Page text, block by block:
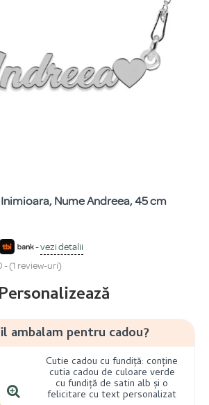
Nume Andreea, 45 cm
-vezi detalii
- (1 review-uri)
Personalizează
ambalam pentru cadou?
Cutie cadou cu fundiță: conține
cutia cadou de culoare verde
cu fundiță de satin alb și o
felicitare cu text personalizat